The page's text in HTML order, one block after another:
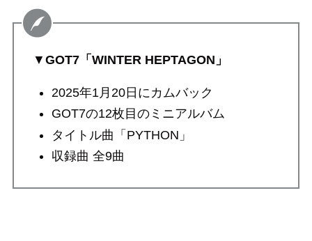
▼ GOT7「WINTER HEPTAGON」
2025年1月20日にカムバック
GOT7の12枚目のミニアルバム
タイトル曲「PYTHON」
収録曲 全9曲